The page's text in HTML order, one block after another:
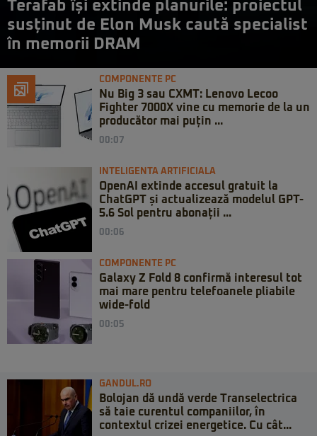
Terafab își extinde planurile: proiectul
susținut de Elon Musk caută specialist
în memorii DRAM
COMPONENTE PC
Nu Big 3 sau CXMT: Lenovo Lecoo
Fighter 7000X vine cu memorie de la un
producător mai puțin ...
00:07
INTELIGENTA ARTIFICIALA
OpenAI extinde accesul gratuit la
ChatGPT și actualizează modelul GPT-
5.6 Sol pentru abonații ...
00:06
COMPONENTE PC
Galaxy Z Fold 8 confirmă interesul tot
mai mare pentru telefoanele pliabile
wide-fold
00:05
GANDUL.RO
Bolojan dă undă verde Transelectrica
să taie curentul companiilor, în
contextul crizei energetice. Cu cât...